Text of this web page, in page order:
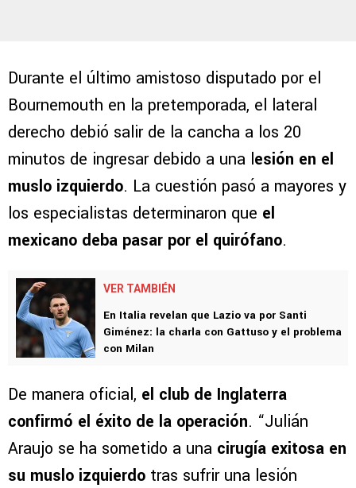
Durante el último amistoso disputado por el
Bournemouth en la pretemporada, el lateral
derecho debió salir de la cancha a los 20
minutos de ingresar debido a una lesión en el
muslo izquierdo. La cuestión pasó a mayores y
los especialistas determinaron que el
mexicano deba pasar por el quirófano.
VER TAMBIÉN
En Italia revelan que Lazio va por Santi
Giménez: la charla con Gattuso y el problema
con Milan
De manera oficial, el club de Inglaterra
confirmó el éxito de la operación. “Julián
Araujo se ha sometido a una cirugía exitosa en
su muslo izquierdo tras sufrir una lesión